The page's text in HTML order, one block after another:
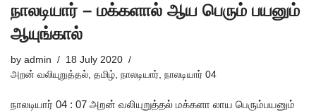
நாலடியார் – மக்களால் ஆய பெரும் பயனும்
ஆயுங்கால்
by admin
18 July 2020
அறன் வலியுறுத்தல், தமிழ், நாலடியார், நாலடியார் 04
நாலடியார் 04 : 07 அறன் வலியுறுத்தல் மக்களா லாய பெரும்பயனும்